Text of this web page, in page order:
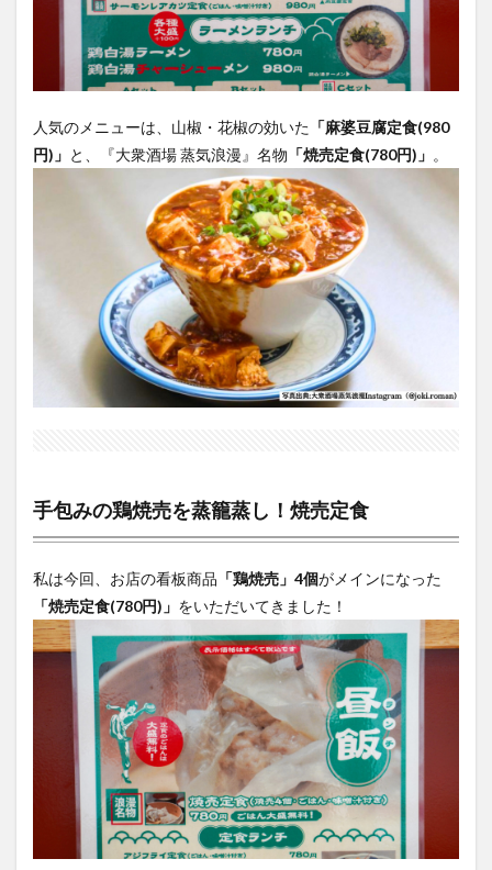
人気のメニューは、山椒・花椒の効いた 「麻婆豆腐定食(980
円)」 と、『大衆酒場 蒸気浪漫』名物 「焼売定食(780円)」 。
手包みの鶏焼売を蒸籠蒸し！焼売定食
私は今回、お店の看板商品 「鶏焼売」4個がメインになった
「焼売定食(780円)」 をいただいてきました！